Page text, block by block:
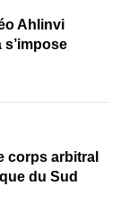
Ahlinvi
s’impose
corps arbitral
du Sud